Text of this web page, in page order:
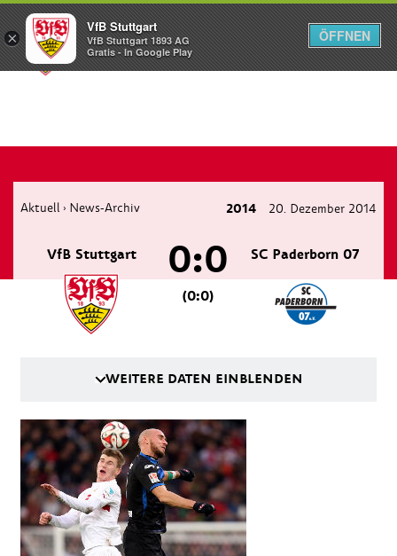
Menü
Aktuell › News-Archiv 2014 20. Dezember 2014
VfB Stuttgart SC Paderborn 07
0:0
(0:0)
WEITERE DATEN EINBLENDEN
×
VfB Stuttgart
VfB Stuttgart 1893 AG
Gratis - In Google Play
ÖFFNEN